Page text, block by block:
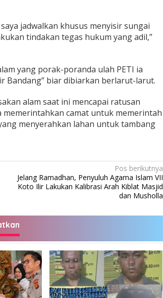
jadwalkan khusus menyisir sungai
tindakan tegas hukum yang adil,”
yang porak-poranda ulah PETI ia
Bandang” biar dibiarkan berlarut-larut.
alam saat ini mencapai ratusan
camat untuk memerintah
menyerahkan lahan untuk tambang
Pos berikutnya
Jelang Ramadhan, Penyuluh Agama Islam VII
Koto Ilir Lakukan Kalibrasi Arah Kiblat Masjid
dan Musholla